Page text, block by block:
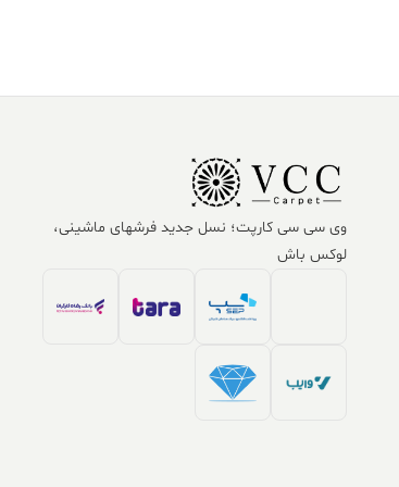
وی سی سی کارپت؛ نسل جدید فرشهای ماشینی،
لوکس باش